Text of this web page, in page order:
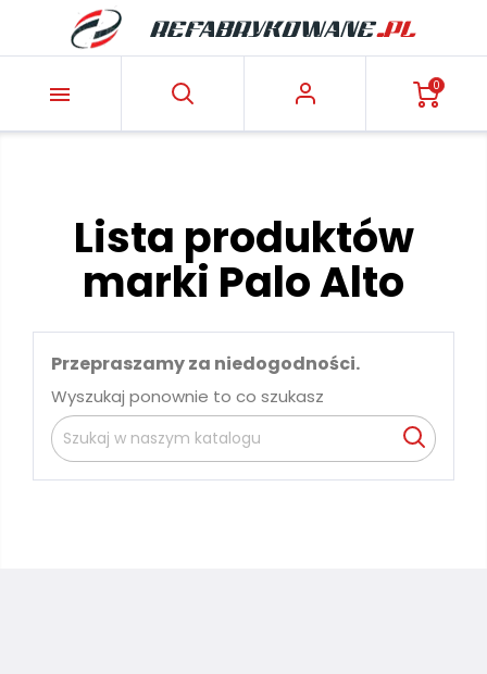
 0
Lista produktów
marki Palo Alto
Przepraszamy za niedogodności.
Wyszukaj ponownie to co szukasz